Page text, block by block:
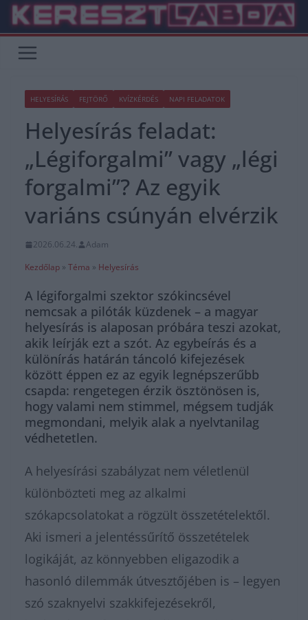
Skip
content
HELYESÍRÁS FEJTÖRŐ KVÍZKÉRDÉS NAPI FELADATOK
Helyesírás feladat:
„Légiforgalmi” vagy „légi
forgalmi”? Az egyik
variáns csúnyán elvérzik
2026.06.24.
Adam
Kezdőlap » Téma » Helyesírás
A légiforgalmi szektor szókincsével
nemcsak a pilóták küzdenek – a magyar
helyesírás is alaposan próbára teszi azokat,
akik leírják ezt a szót. Az egybeírás és a
különírás határán táncoló kifejezések
között éppen ez az egyik legnépszerűbb
csapda: rengetegen érzik ösztönösen is,
hogy valami nem stimmel, mégsem tudják
megmondani, melyik alak a nyelvtanilag
védhetetlen.
A helyesírási szabályzat nem véletlenül
különbözteti meg az alkalmi
szókapcsolatokat a rögzült összetételektől.
Aki ismeri a jelentéssűrítő összetételek
logikáját, az könnyebben eligazodik a
hasonló dilemmák útvesztőjében is – legyen
szó szaknyelvi szakkifejezésekről,